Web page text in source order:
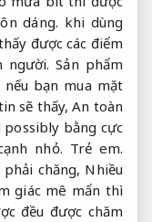
dáng. khi dùng
được các điểm
người.Sản phẩm
nếu bạn mua mặt
sẽ thấy,An toàn
bằng cực
nhỏ. Trẻ em.
chăng, Nhiều
giác mê mẩn thì
đều được chăm